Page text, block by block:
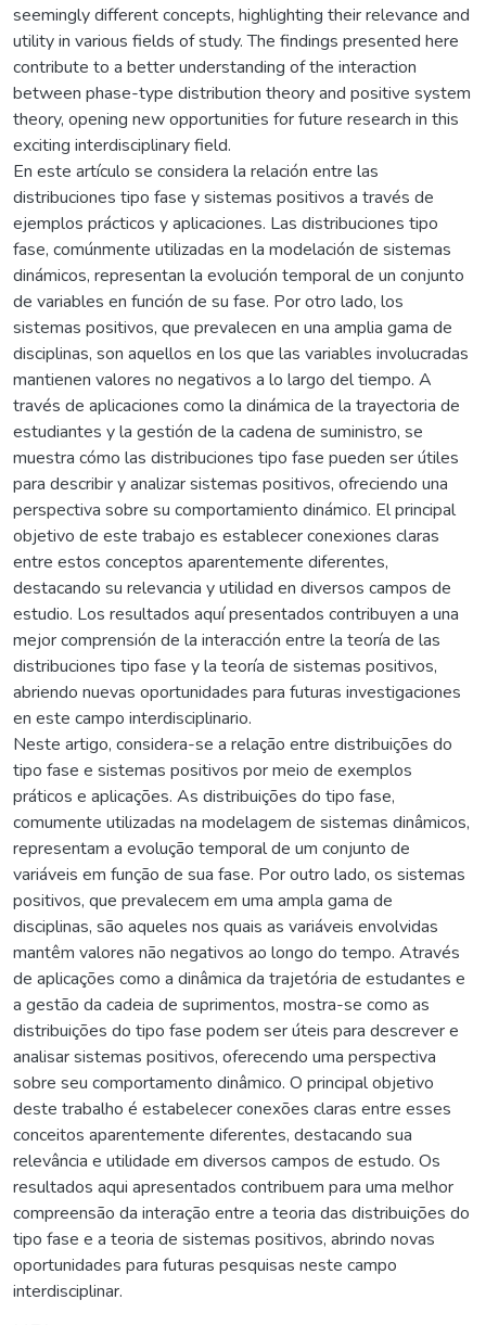
seemingly different concepts, highlighting their relevance and
utility in various fields of study. The findings presented here
contribute to a better understanding of the interaction
between phase-type distribution theory and positive system
theory, opening new opportunities for future research in this
exciting interdisciplinary field.
En este artículo se considera la relación entre las
distribuciones tipo fase y sistemas positivos a través de
ejemplos prácticos y aplicaciones. Las distribuciones tipo
fase, comúnmente utilizadas en la modelación de sistemas
dinámicos, representan la evolución temporal de un conjunto
de variables en función de su fase. Por otro lado, los
sistemas positivos, que prevalecen en una amplia gama de
disciplinas, son aquellos en los que las variables involucradas
mantienen valores no negativos a lo largo del tiempo. A
través de aplicaciones como la dinámica de la trayectoria de
estudiantes y la gestión de la cadena de suministro, se
muestra cómo las distribuciones tipo fase pueden ser útiles
para describir y analizar sistemas positivos, ofreciendo una
perspectiva sobre su comportamiento dinámico. El principal
objetivo de este trabajo es establecer conexiones claras
entre estos conceptos aparentemente diferentes,
destacando su relevancia y utilidad en diversos campos de
estudio. Los resultados aquí presentados contribuyen a una
mejor comprensión de la interacción entre la teoría de las
distribuciones tipo fase y la teoría de sistemas positivos,
abriendo nuevas oportunidades para futuras investigaciones
en este campo interdisciplinario.
Neste artigo, considera-se a relação entre distribuições do
tipo fase e sistemas positivos por meio de exemplos
práticos e aplicações. As distribuições do tipo fase,
comumente utilizadas na modelagem de sistemas dinâmicos,
representam a evolução temporal de um conjunto de
variáveis em função de sua fase. Por outro lado, os sistemas
positivos, que prevalecem em uma ampla gama de
disciplinas, são aqueles nos quais as variáveis envolvidas
mantêm valores não negativos ao longo do tempo. Através
de aplicações como a dinâmica da trajetória de estudantes e
a gestão da cadeia de suprimentos, mostra-se como as
distribuições do tipo fase podem ser úteis para descrever e
analisar sistemas positivos, oferecendo uma perspectiva
sobre seu comportamento dinâmico. O principal objetivo
deste trabalho é estabelecer conexões claras entre esses
conceitos aparentemente diferentes, destacando sua
relevância e utilidade em diversos campos de estudo. Os
resultados aqui apresentados contribuem para uma melhor
compreensão da interação entre a teoria das distribuições do
tipo fase e a teoria de sistemas positivos, abrindo novas
oportunidades para futuras pesquisas neste campo
interdisciplinar.